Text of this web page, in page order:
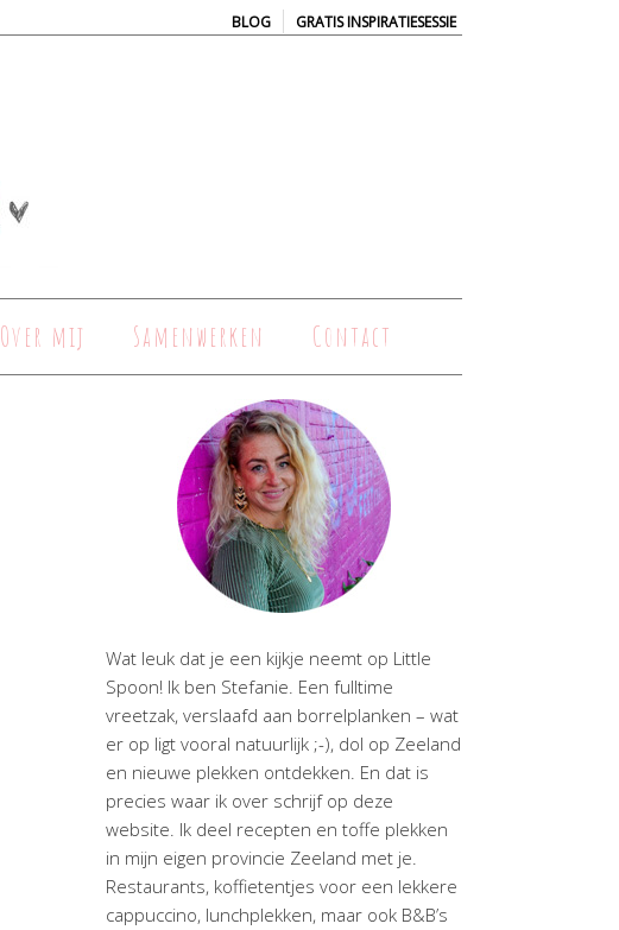
BLOG | GRATIS INSPIRATIESESSIE
Over mij Samenwerken Contact
Wat leuk dat je een kijkje neemt op Little
Spoon! Ik ben Stefanie. Een fulltime
vreetzak, verslaafd aan borrelplanken – wat
er op ligt vooral natuurlijk ;-), dol op Zeeland
en nieuwe plekken ontdekken. En dat is
precies waar ik over schrijf op deze
website. Ik deel recepten en toffe plekken
in mijn eigen provincie Zeeland met je.
Restaurants, koffietentjes voor een lekkere
cappuccino, lunchplekken, maar ook B&B’s